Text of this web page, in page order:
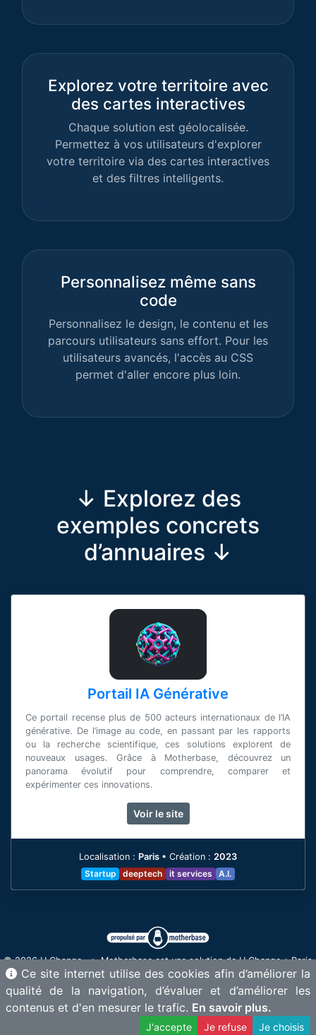
Explorez votre territoire avec
des cartes interactives
Chaque solution est géolocalisée.
Permettez à vos utilisateurs d'explorer
votre territoire via des cartes interactives
et des filtres intelligents.
Personnalisez même sans
code
Personnalisez le design, le contenu et les
parcours utilisateurs sans effort. Pour les
utilisateurs avancés, l'accès au CSS
permet d'aller encore plus loin.
↓ Explorez des
exemples concrets
d’annuaires ↓
Portail IA Générative
Ce portail recense plus de 500 acteurs internationaux de l’IA
générative. De l’image au code, en passant par les rapports
ou la recherche scientifique, ces solutions explorent de
nouveaux usages. Grâce à Motherbase, découvrez un
panorama évolutif pour comprendre, comparer et
expérimenter ces innovations.
Voir le site
Localisation : Paris • Création : 2023
Startup
deeptech it services A.I.
© 2026 U Change • Motherbase est une solution de U Change • Paris
& Annecy - France •contact@motherbase.ai
Proud member of • •
Mentions légales–Gérer les cookies
Ce site internet utilise des cookies afin d’améliorer la
qualité de la navigation, d’évaluer et d’améliorer les
contenus et d'en mesurer le trafic. En savoir plus.
J'accepte Je refuse Je choisis